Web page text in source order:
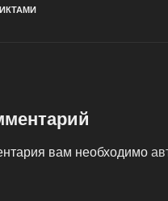
вам необходимо